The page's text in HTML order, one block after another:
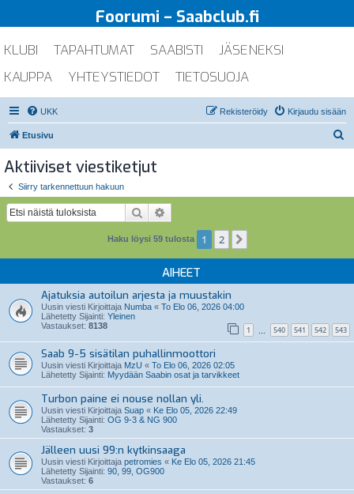
Foorumi – Saabclub.fi
KLUBI TAPAHTUMAT SAABISTI
JÄSENEKSI
KAUPPA
YHTEYSTIEDOT TIETOSUOJA
UKK Kirjaudu sisään
Rekisteröidy
Etusivu
Aktiiviset viestiketjut
Siirry tarkennettuun hakuun
Etsi
Haku löysi 59 tulosta 1 2
AIHEET
Ajatuksia autoilun arjesta ja muustakin
Uusin viesti Kirjoittaja Numba « To Elo 06, 2026 04:00
Lähetetty Sijainti: Yleinen
Vastaukset: 8138 1 540 541 542 543
Saab 9-5 sisätilan puhallinmoottori
Uusin viesti Kirjoittaja MzU « To Elo 06, 2026 02:05
Lähetetty Sijainti: Myydään Saabin osat ja tarvikkeet
Turbon paine ei nouse nollan yli.
Uusin viesti Kirjoittaja Suap « Ke Elo 05, 2026 22:49
Lähetetty Sijainti: OG 9-3 & NG 900
Vastaukset: 3
Jälleen uusi 99:n kytkinsaaga
Uusin viesti Kirjoittaja petromies « Ke Elo 05, 2026 21:45
Lähetetty Sijainti: 90, 99, OG900
Vastaukset: 6